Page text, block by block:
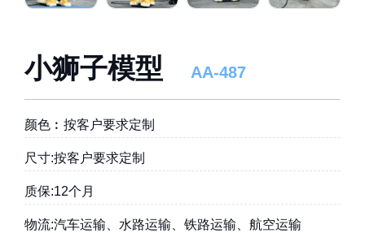
小狮子模型 AA-487
颜色︰按客户要求定制
尺寸:按客户要求定制
质保:12个月
物流:汽车运输、水路运输、铁路运输、航空运输